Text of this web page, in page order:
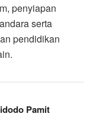
penyiapan
serta
pendidikan
Pamit